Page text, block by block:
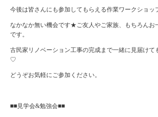
今後は皆さんにも参加してもらえる作業ワークショッ
なかなか無い機会です★ご友人やご家族、もちろんお
です。
古民家リノベーション工事の完成まで一緒に見届けて
♡
どうぞお気軽にご参加ください。
■■見学会&勉強会■■